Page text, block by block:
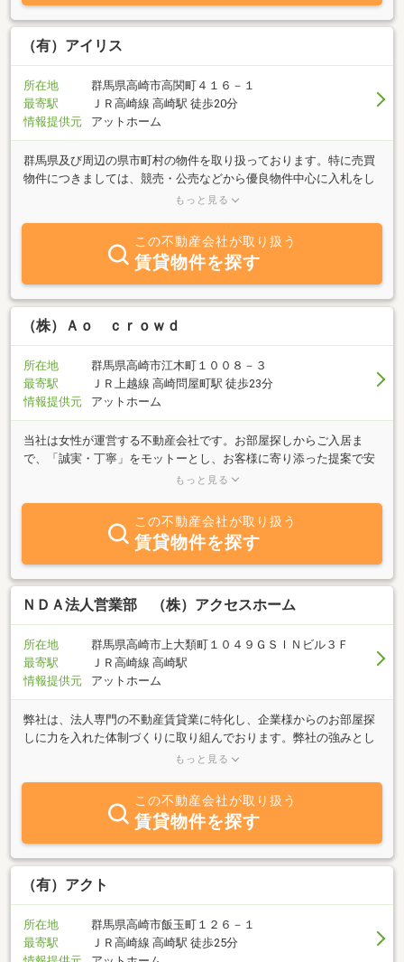
します。 アイライフでは完全最良プロサポート実現のため、お客
様からの御相談は営業社員でなく[有資格相談係兼代表者]が直接承り
ますので事前に御連絡を頂けます様、お願い申し上げます。よろし
ければ一度、アイライフの実力をお試し下さい！！●ＨＰをご覧い
ただきお問合せ下さい→http://www.leadjapan.jp/16ai-life/●不動産
調査専門ＨＰ⇒http://www.kojin-baibai.com/はコチラ
（有）アイリス
所在地
群馬県高崎市高関町４１６－１
最寄駅
ＪＲ高崎線 高崎駅 徒歩20分
情報提供元
アットホーム
群馬県及び周辺の県市町村の物件を取り扱っております。特に売買
物件につきましては、競売・公売などから優良物件中心に入札をし
ております。落札できた物件を一般の方々が購入し易いように、開
す。皆様の希望物件の調査事業にも力を入れております。希望条件
を電話かメールにてお聞かせ願います。全力を挙げて調査し、要望
を満たす物件が見つかりましたら、物件資料を送付させて頂きま
す。また、競売及び公売物件のサポートも行っております。お気軽
にご相談頂ければ幸いです。
もっと見る
この不動産会社が取り扱う
賃貸物件を探す
（株）Ａｏ ｃｒｏｗｄ
所在地
群馬県高崎市江木町１００８－３
最寄駅
ＪＲ上越線 高崎問屋町駅 徒歩23分
情報提供元
アットホーム
当社は女性が運営する不動産会社です。お部屋探しからご入居ま
で、「誠実・丁寧」をモットーとし、お客様に寄り添った提案で安
心して新生活をスタート出来るようサポートさせて頂きます！当社
会社として、子育て世代の女性ならではの目線で、お客様に寄り添
ったサービスをご提案いたします。皆様のご来店心よりお待ちして
もっと見る
この不動産会社が取り扱う
賃貸物件を探す
ＮＤＡ法人営業部 （株）アクセスホーム
所在地
群馬県高崎市上大類町１０４９ＧＳＩＮビル３Ｆ
最寄駅
ＪＲ高崎線 高崎駅
情報提供元
アットホーム
弊社は、法人専門の不動産賃貸業に特化し、企業様からのお部屋探
しに力を入れた体制づくりに取り組んでおります。弊社の強みとし
て在籍しているスタッフの大半が不動産業界に精通すると共に、豊
すが「お客様が希望されている物件を紹介すること」が最も重要な
仕事と考えております。また、加えて当社スタッフ全員がこれと同
様に力を入れていることがあります。１．契約時における経費削減
２．入居後のトラブル対応３．社宅担当者様への業務負担軽減で
す。以上のことを全て迅速且つ効果的に行うことをモットーとして
おります。些細なことでもまずはお気軽にお問い合わせ下さい。ま
かかわることすべて力を入れており、専門スタッフも多数在籍して
おります。社宅をお探しの法人様、お部屋探しのご入居者様、その
他住居に関することについては、弊社までお気軽にお問い合わせ下
もっと見る
この不動産会社が取り扱う
賃貸物件を探す
（有）アクト
所在地
群馬県高崎市飯玉町１２６－１
最寄駅
ＪＲ高崎線 高崎駅 徒歩25分